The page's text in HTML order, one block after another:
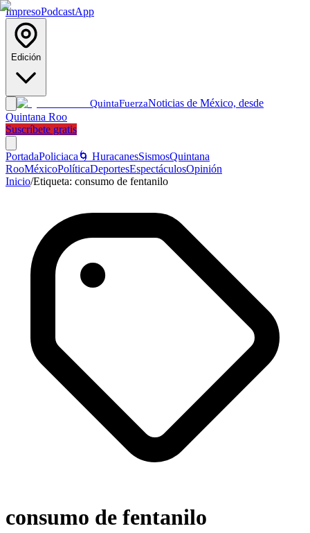
ImpresoPodcastApp
Edición
QuintaFuerzaNoticias de México, desde
Quintana Roo
Suscríbete gratis
PortadaPoliciaca 🌀 HuracanesSismosQuintana
RooMéxicoPolíticaDeportesEspectáculosOpinión
Inicio/Etiqueta: consumo de fentanilo
consumo de fentanilo